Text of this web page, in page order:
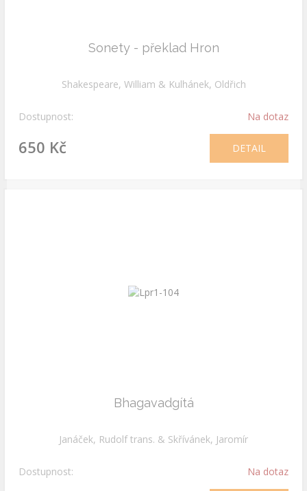
Sonety - překlad Hron
Shakespeare, William & Kulhánek, Oldřich
Dostupnost: Na dotaz
650 Kč DETAIL
Bhagavadgítá
Janáček, Rudolf trans. & Skřívánek, Jaromír
Dostupnost: Na dotaz